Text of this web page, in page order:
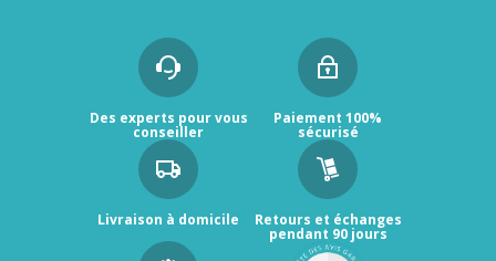
Des experts pour vous
conseiller
Paiement 100%
sécurisé
Livraison à domicile Retours et échanges
pendant 90 jours